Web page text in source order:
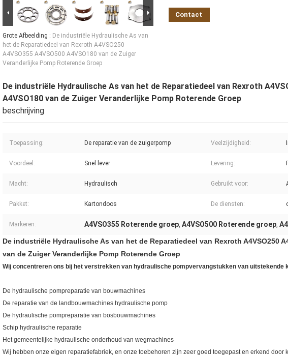
Grote Afbeelding : De industriële Hydraulische As van
het de Reparatiedeel van Rexroth A4VSO250
A4VSO355 A4VSO500 A4VSO180 van de Zuiger
Veranderlijke Pomp Roterende Groep
Contact
De industriële Hydraulische As van het de Reparatiedeel van Rexroth
A4VSO180 van de Zuiger Veranderlijke Pomp Roterende Groep
beschrijving
Toepassing: De reparatie van de zuigerpomp Veelzijdigheid:
Voordeel: Snel lever Levering:
Macht: Hydraulisch Gebruikt voor:
Pakket: Kartondoos De diensten:
Markeren: A4VSO355 Roterende groep A4VSO500 Roterende groep
De industriële Hydraulische As van het de Reparatiedeel van Rexroth A4VSO250
van de Zuiger Veranderlijke Pomp Roterende Groep
Wij concentreren ons bij het verstrekken van hydraulische pompvervangstukken van uitstekende
De hydraulische pompreparatie van bouwmachines
De reparatie van de landbouwmachines hydraulische pomp
De hydraulische pompreparatie van bosbouwmachines
Schip hydraulische reparatie
Het gemeentelijke hydraulische onderhoud van wegmachines
Wij hebben onze eigen reparatiefabriek, en onze toebehoren zijn zeer goed toegepast en erkend door